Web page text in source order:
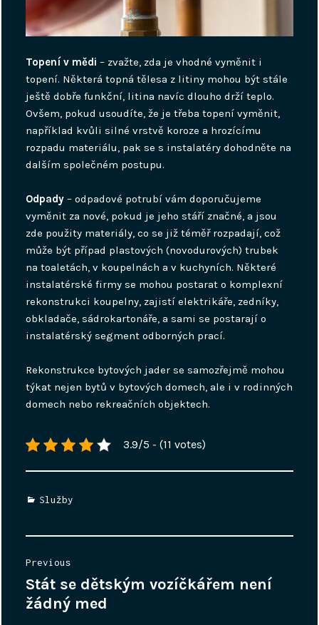
Topení v mědi– zvažte, zda je vhodné vyměnit i
topení. Některá topná tělesa z litiny mohou být stále
ještě dobře funkční, litina navíc dlouho drží teplo.
Ovšem, pokud usoudíte, že je třeba topení vyměnit,
například kvůli silné vrstvě koroze a hrozícímu
rozpadu materiálu, pak se s instalatéry dohodněte na
dalším společném postupu.
Odpady – odpadové potrubí vám doporučujeme
vyměnit za nové, pokud je jeho stáří značné, a jsou
zde použity materiály, co se již téměř rozpadají, což
může být případ plastových (novodurových) trubek
na toaletách, v koupelnách a v kuchyních. Některé
instalatérské firmy se mohou postarat o komplexní
rekonstrukci koupelny, zajistí elektrikáře, zedníky,
obkladače, sádrokartonáře, a sami se postarají o
instalatérský segment odborných prací.
Rekonstrukce bytových jader se samozřejmě mohou
týkat nejen bytů v bytových domech, ale i v rodinných
domech nebo rekreačních objektech.
3.9/5 - (11 votes)
Categories
Služby
pro
příspěvek
Previous
Previous
post:
Stát se dětským vozíčkářem není
žádný med